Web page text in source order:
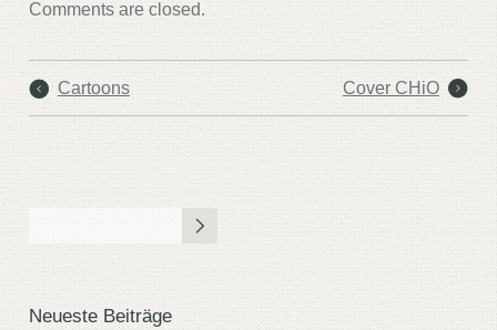
Comments are closed.
Cartoons Cover CHiO
Neueste Beiträge